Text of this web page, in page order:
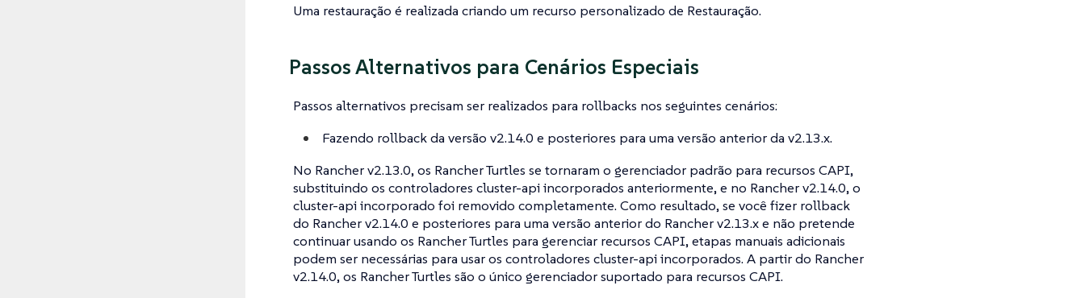
Uma restauração é realizada criando um recurso personalizado de Restauração.
Passos Alternativos para Cenários Especiais
Passos alternativos precisam ser realizados para rollbacks nos seguintes cenários:
Fazendo rollback da versão v2.14.0 e posteriores para uma versão anterior da v2.13.x.
No Rancher v2.13.0, os Rancher Turtles se tornaram o gerenciador padrão para recursos CAPI,
substituindo os controladores cluster-api incorporados anteriormente, e no Rancher v2.14.0, o
cluster-api incorporado foi removido completamente. Como resultado, se você fizer rollback
do Rancher v2.14.0 e posteriores para uma versão anterior do Rancher v2.13.x e não pretende
continuar usando os Rancher Turtles para gerenciar recursos CAPI, etapas manuais adicionais
podem ser necessárias para usar os controladores cluster-api incorporados. A partir do Rancher
v2.14.0, os Rancher Turtles são o único gerenciador suportado para recursos CAPI.